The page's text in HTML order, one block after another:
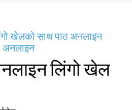
खेलको साथ पाठ अनलाइन
अनलाइन
लिंगो खेल